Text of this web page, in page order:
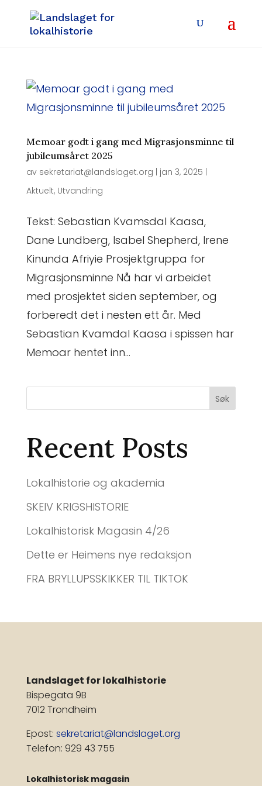
Memoar godt i gang med Migrasjonsminne til
jubileumsåret 2025
av sekretariat@landslaget.org jan 3, 2025
Aktuelt, Utvandring
Tekst: Sebastian Kvamsdal Kaasa,
Dane Lundberg, Isabel Shepherd, Irene
Kinunda Afriyie Prosjektgruppa for
Migrasjonsminne Nå har vi arbeidet
med prosjektet siden september, og
forberedt det i nesten ett år. Med
Sebastian Kvamdal Kaasa i spissen har
Memoar hentet inn...
Søk
Recent Posts
Lokalhistorie og akademia
SKEIV KRIGSHISTORIE
Lokalhistorisk Magasin 4/26
Dette er Heimens nye redaksjon
FRA BRYLLUPSSKIKKER TIL TIKTOK
Landslaget for lokalhistorie
Bispegata 9B
7012 Trondheim
Epost: sekretariat@landslaget.org
Telefon: 929 43 755
Lokalhistorisk magasin